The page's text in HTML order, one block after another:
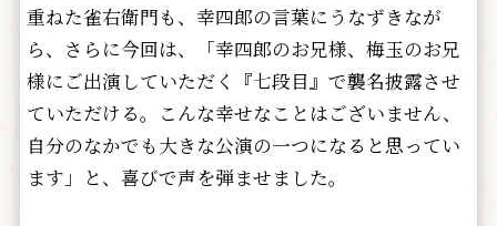
重ねた雀右衛門も、幸四郎の言葉にうなずきなが
ら、さらに今回は、「幸四郎のお兄様、梅玉のお兄
様にご出演していただく『七段目』で襲名披露させ
ていただける。こんな幸せなことはございません、
自分のなかでも大きな公演の一つになると思ってい
ます」と、喜びで声を弾ませました。